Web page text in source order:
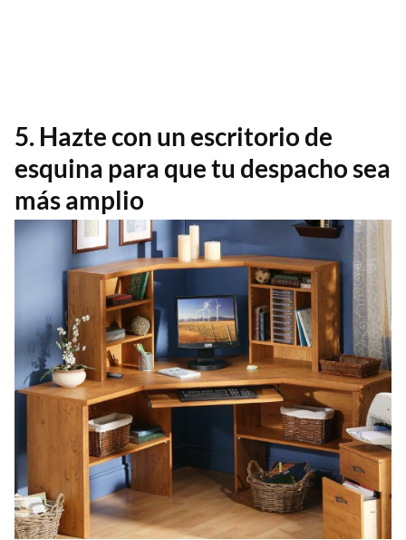
5. Hazte con un escritorio de
esquina para que tu despacho sea
más amplio